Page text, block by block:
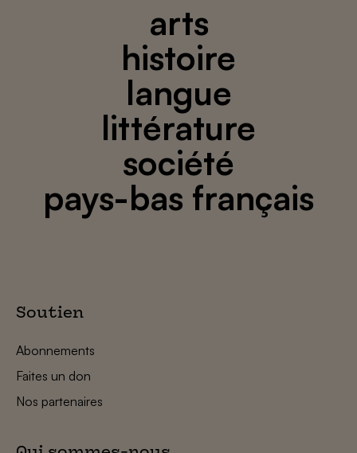
arts
histoire
langue
littérature
société
pays-bas français
Soutien
Abonnements
Faites un don
Nos partenaires